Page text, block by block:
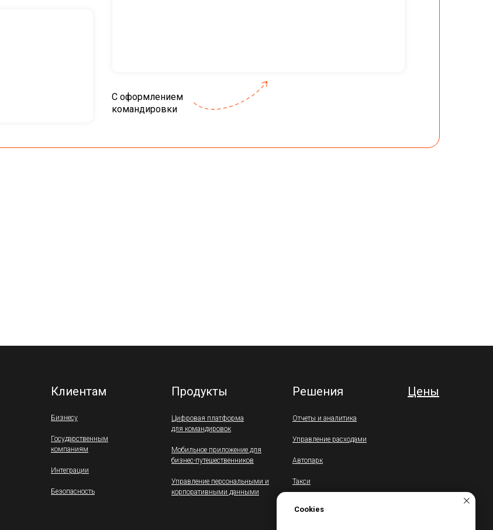
С оформлением
командировки
Cookies
Бизнесу
Безопасность
Интеграции
Государственным
компаниям
Цифровая платформа
для командировок
Мобильное приложение для
бизнес-путешественников
Управление персональными и
корпоративными данными
Продукты Решения
Управление расходами
Отчеты и аналитика
Автопарк
Такси
Клиентам Цены